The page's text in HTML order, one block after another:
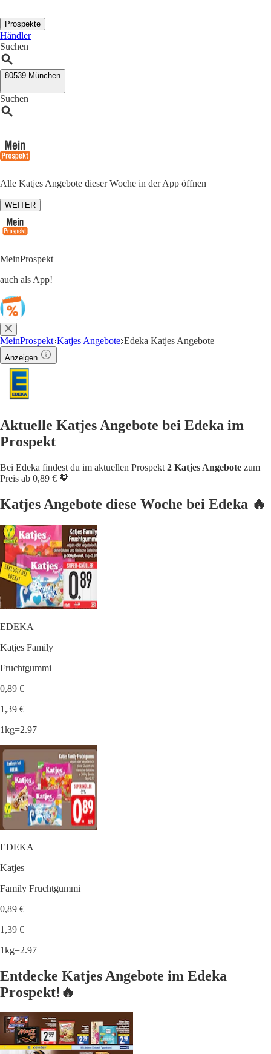
Prospekte
Händler
Suchen
80539 München
Suchen
Alle Katjes Angebote dieser Woche in der App öffnen
WEITER
MeinProspekt
auch als App!
MeinProspekt Katjes Angebote Edeka Katjes Angebote
Anzeigen
Aktuelle Katjes Angebote bei Edeka im
Prospekt
Bei Edeka findest du im aktuellen Prospekt 2 Katjes Angebote zum
Preis ab 0,89 € 🧡
Katjes Angebote diese Woche bei Edeka 🔥
EDEKA
Katjes Family
Fruchtgummi
0,89 €
1,39 €
1kg=2.97
EDEKA
Katjes
Family Fruchtgummi
0,89 €
1,39 €
1kg=2.97
Entdecke Katjes Angebote im Edeka
Prospekt!🔥